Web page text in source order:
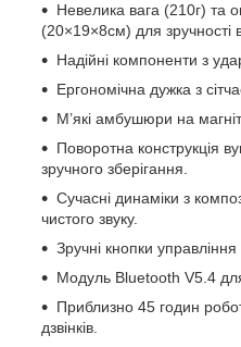
Невелика вага (210г) та
(20×19×8см) для зручності
Надійні компоненти з
Ергономічна дужка з
М’які амбушюри на
Поворотна конструкція
зручного зберігання.
Сучасні динаміки з
чистого звуку.
Зручні кнопки
Модуль Bluetooth V5.4 для
Приблизно 45 годин
дзвінків.